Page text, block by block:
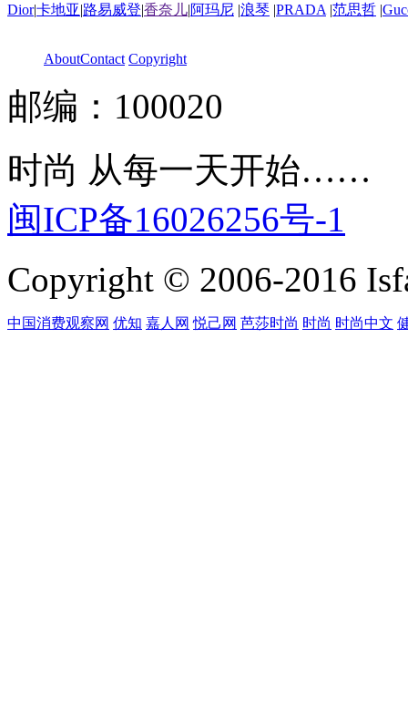
Dior|卡地亚|路易威登|香奈儿|阿玛尼 |浪琴 |PRADA |范思哲 |
AboutContact Copyright
邮编：100020
时尚 从每一天开始……
闽ICP备16026256号-1
Copyright © 2006-2016
中国消费观察网 优知 嘉人网 悦己网 芭莎时尚 时尚 时尚中文